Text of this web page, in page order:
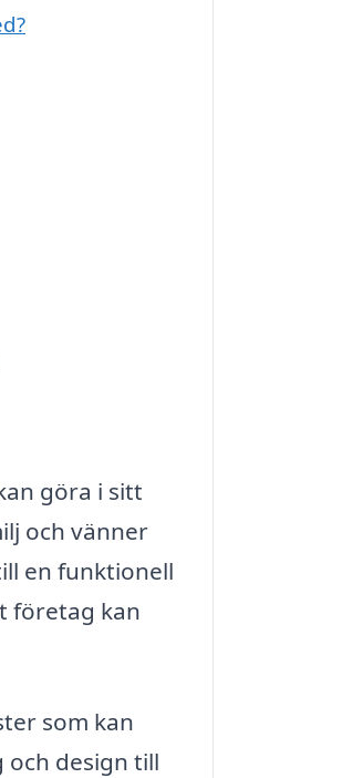
göra i sitt
och vänner
en funktionell
företag kan
som kan
och design till